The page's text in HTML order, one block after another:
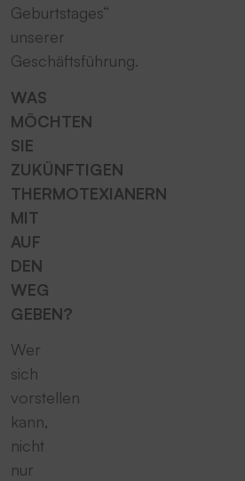
Geburtstages“
unserer
Geschäftsführung.
WAS
MÖCHTEN
SIE
ZUKÜNFTIGEN
THERMOTEXIANERN
MIT
AUF
DEN
WEG
GEBEN?
Wer
sich
vorstellen
kann,
nicht
nur